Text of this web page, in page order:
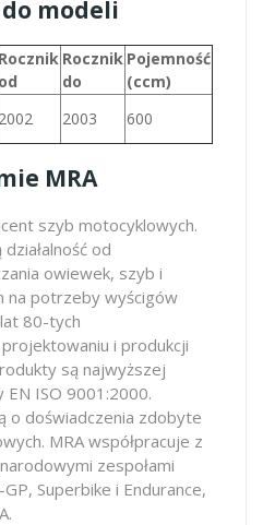
modeli
Rocznik
od
Rocznik
do
Pojemność
(ccm)
2002 2003 600
MRA
szyb motocyklowych.
od
owiewek, szyb i
na potrzeby wyścigów
80-tych
i produkcji
są najwyższej
EN ISO 9001:2000.
o doświadczenia zdobyte
MRA współpracuje z
zespołami
Superbike i Endurance,